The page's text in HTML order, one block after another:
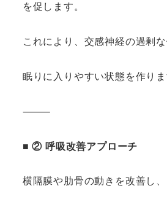
を促します。
これにより、交感神経の過剰な
眠りに入りやすい状態を作りま
⸻
■ ② 呼吸改善アプローチ
横隔膜や肋骨の動きを改善し、